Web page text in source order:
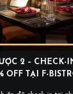
2 – CHECK-
OFF TẠI F-